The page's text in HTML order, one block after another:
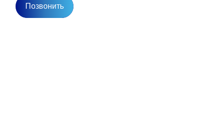
Направления деятельности
Позвонить